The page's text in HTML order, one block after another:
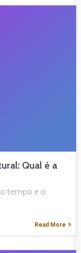
Qual é a
tempo ‌e o‍
Read More